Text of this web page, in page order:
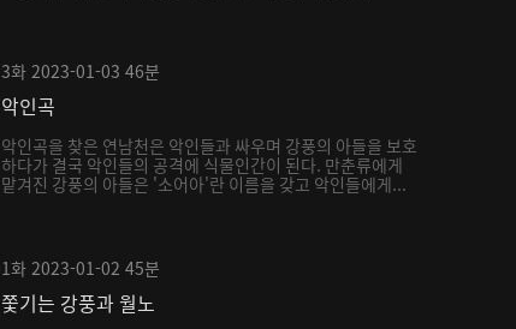
3화 2023-01-03 46분
악인곡
악인곡을 찾은 연남천은 악인들과 싸우며 강풍의 아들을 보호
하다가 결국 악인들의 공격에 식물인간이 된다. 만춘류에게
맡겨진 강풍의 아들은 '소어아'란 이름을 갖고 악인들에게...
1화 2023-01-02 45분
쫓기는 강풍과 월노